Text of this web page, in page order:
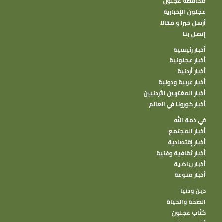
عجلون الإخبارية
أرسل خبرا و مقالا
إتصل بنا
أخبار رئيسية
أخبار عجلونية
أخبار أردنية
أخبار عربية ودولية
أخبار المغتربين الأردنيين
أخبار كورونا في العالم
في ذمة الله
أخبار المجتمع
أخبار إقتصادية
أخبار ثقافية وفنية
أخبار رياضية
أخبار منوعة
دين ودنيا
الصحة والحياة
كتًاب عجلون